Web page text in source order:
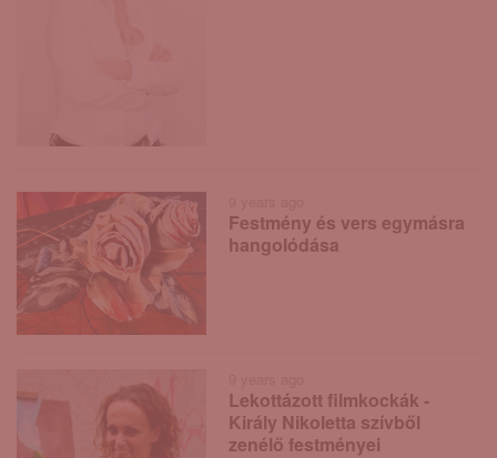
Festmény és vers egymásra
hangolódása
Lekottázott filmkockák -
Király Nikoletta szívből
zenélő festményei